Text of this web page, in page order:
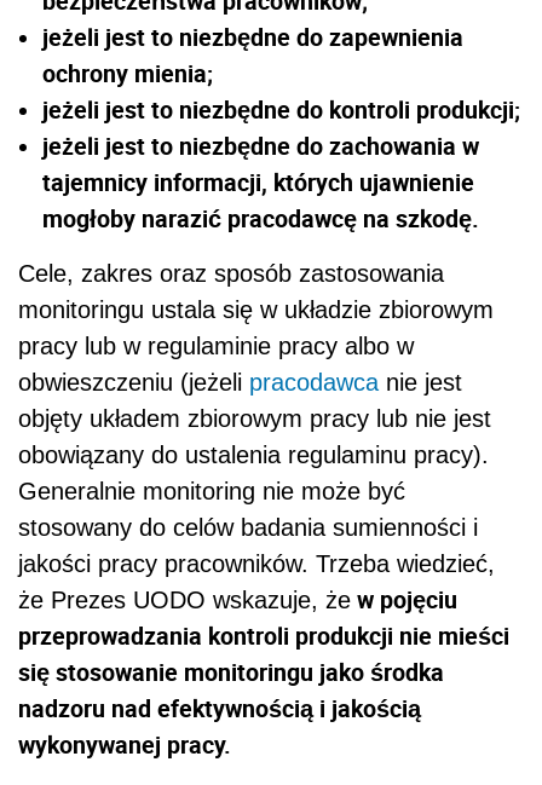
jeżeli jest to niezbędne do zapewnienia
ochrony mienia;
jeżeli jest to niezbędne do kontroli produkcji;
jeżeli jest to niezbędne do zachowania w
tajemnicy informacji, których ujawnienie
mogłoby narazić pracodawcę na szkodę.
Cele, zakres oraz sposób zastosowania
monitoringu ustala się w układzie zbiorowym
pracy lub w regulaminie pracy albo w
obwieszczeniu (jeżeli pracodawca nie jest
objęty układem zbiorowym pracy lub nie jest
obowiązany do ustalenia regulaminu pracy).
Generalnie monitoring nie może być
stosowany do celów badania sumienności i
jakości pracy pracowników. Trzeba wiedzieć,
że Prezes UODO wskazuje, że w pojęciu
przeprowadzania kontroli produkcji nie mieści
się stosowanie monitoringu jako środka
nadzoru nad efektywnością i jakością
wykonywanej pracy.